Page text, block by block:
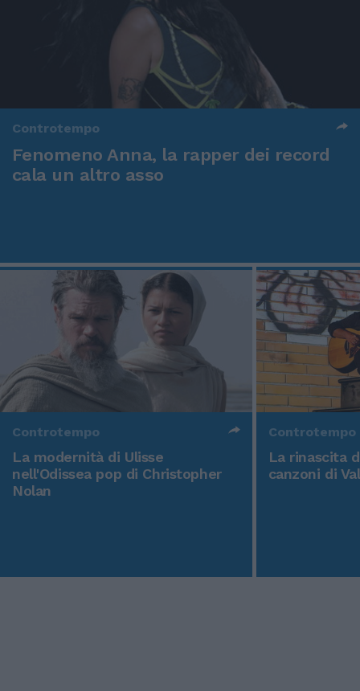
Controtempo
Fenomeno Anna, la rapper dei record
cala un altro asso
Controtempo
La modernità di Ulisse
nell'Odissea pop di Christopher
Nolan
Controtempo
La rinascita
canzoni di